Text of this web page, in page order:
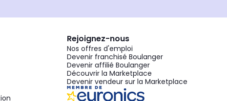
Rejoignez-nous
Nos offres d'emploi
Devenir franchisé Boulanger
Devenir affilié Boulanger
Découvrir la Marketplace
Devenir vendeur sur la Marketplace